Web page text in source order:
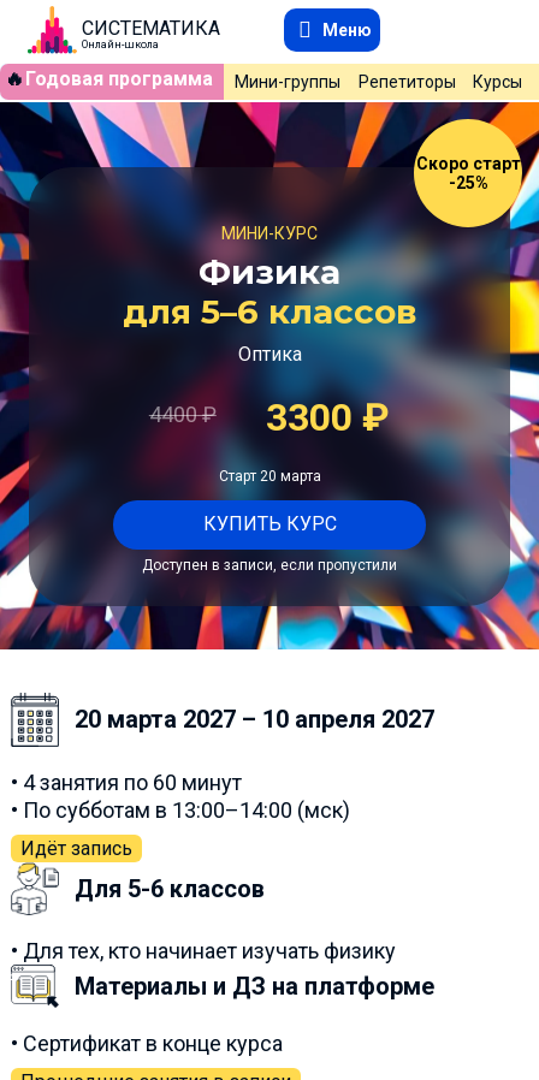
СИСТЕМАТИКА
Онлайн-школа
Меню
🔥 Годовая программа Мини-группы Репетиторы Курсы
Скоро старт
-25%
МИНИ-КУРС
Физика
для 5–6 классов
Оптика
4400₽ 3300₽
Старт 20 марта
КУПИТЬ КУРС
Доступен в записи, если пропустили
20 марта 2027 – 10 апреля 2027
• 4 занятия по 60 минут
• По субботам в 13:00–14:00 (мск)
Идёт запись
Для 5-6 классов
• Для тех, кто начинает изучать физику
Материалы и ДЗ на платформе
• Сертификат в конце курса